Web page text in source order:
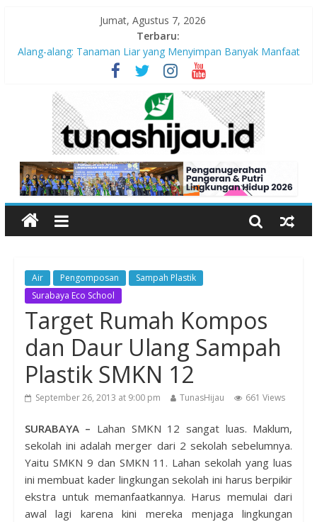
Jumat, Agustus 7, 2026
Terbaru:
Alang-alang: Tanaman Liar yang Menyimpan Banyak Manfaat
Peran Kritis Pendidik Saat Guncangan Gempa Terjadi
Sekolah Aman Gempa
Hari Anak Nasional 2026: Memastikan Setiap Anak Indonesia
Tumbuh Aman, Sehat, dan Bahagia
“Pengurangan Risiko Bencana Gempa” Webinar Nasional
Seri#305, Sabtu 18 Juli 2026
Air Pengomposan
Sampah Plastik
Surabaya Eco School
Target Rumah Kompos
dan Daur Ulang Sampah
Plastik SMKN 12
September 26, 2013 at 9:00 pm TunasHijau 661 Views
SURABAYA – Lahan SMKN 12 sangat luas. Maklum,
sekolah ini adalah merger dari 2 sekolah sebelumnya.
Yaitu SMKN 9 dan SMKN 11. Lahan sekolah yang luas
ini membuat kader lingkungan sekolah ini harus berpikir
ekstra untuk memanfaatkannya. Harus memulai dari
awal lagi karena kini mereka menjaga lingkungan